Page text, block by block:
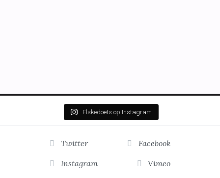
Elskedoets op Instagram
Twitter Facebook
Instagram Vimeo